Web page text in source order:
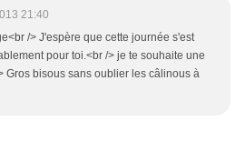
21:40
/> J'espère que cette journée s'est
pour toi.<br /> je te souhaite une
Gros bisous sans oublier les câlinous à